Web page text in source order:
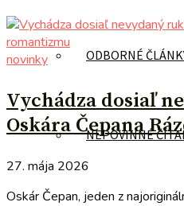
ODBORNÉ
NEPOVINNÉ
novinky
Vychádza dosiaľ
Oskára Čepana
27. mája 2026
Oskár Čepan, jeden z